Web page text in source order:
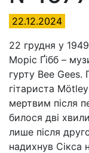
22.12.2024
22 грудня у
Моріс Ґібб –
гурту Bee Gees.
гітариста
мертвим після
билося дві
лише після
надихнув Сікса